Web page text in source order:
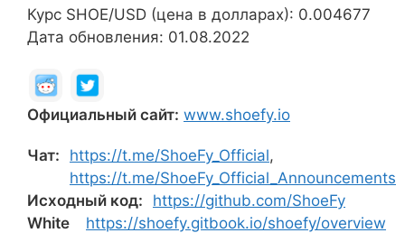
Курс SHOE/USD (цена в долларах): 0.004677
Дата обновления: 01.08.2022
Официальный сайт: www.shoefy.io
Чат: https://t.me/ShoeFy_Official,
https://t.me/ShoeFy_Official_Announcements
Исходный код:
https://github.com/ShoeFy
White
https://shoefy.gitbook.io/shoefy/overview